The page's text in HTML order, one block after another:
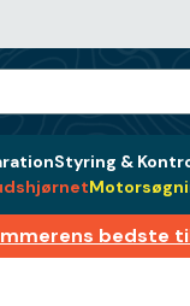
Styring &
bedste